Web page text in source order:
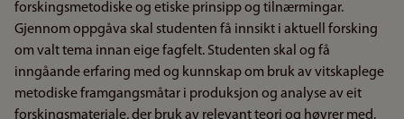
forskingsmetodiske og etiske prinsipp og tilnærmingar.
Gjennom oppgåva skal studenten få innsikt i aktuell forsking
om valt tema innan eige fagfelt. Studenten skal og få
inngåande erfaring med og kunnskap om bruk av vitskaplege
metodiske framgangsmåtar i produksjon og analyse av eit
forskingsmateriale, der bruk av relevant teori og høyrer med.